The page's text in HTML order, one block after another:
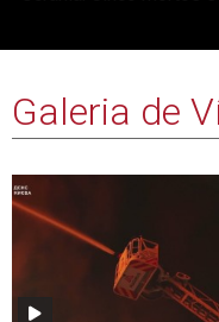
Galeria de